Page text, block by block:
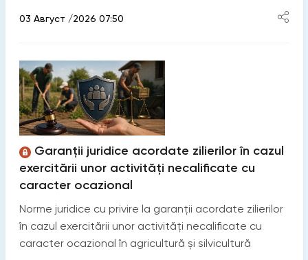
03 Август /2026 07:50
Garanţii juridice acordate zilierilor în cazul
exercitării unor activităţi necalificate cu
caracter ocazional
Norme juridice cu privire la garanţii acordate zilierilor
în cazul exercitării unor activităţi necalificate cu
caracter ocazional în agricultură și silvicultură